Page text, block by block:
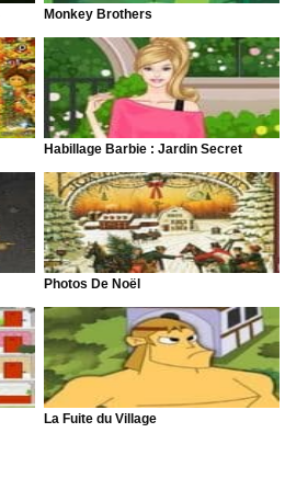
Monkey Brothers
Habillage Barbie : Jardin Secret
Photos De Noël
La Fuite du Village